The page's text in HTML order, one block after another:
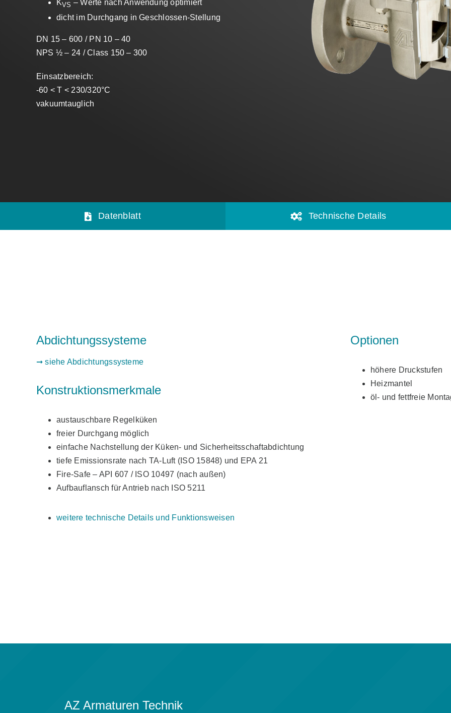
KVS – Werte nach Anwendung optimiert
dicht im Durchgang in Geschlossen-Stellung
DN 15 – 600 / PN 10 – 40
NPS ½ – 24 / Class 150 – 300
Einsatzbereich:
-60 < T < 230/320°C
vakuumtauglich
Datenblatt Technische Details
Abdichtungssysteme
➞ siehe Abdichtungssysteme
Konstruktionsmerkmale
austauschbare Regelküken
freier Durchgang möglich
einfache Nachstellung der Küken- und Sicherheitsschaftabdichtung
tiefe Emissionsrate nach TA-Luft (ISO 15848) und EPA 21
Fire-Safe – API 607 / ISO 10497 (nach außen)
Aufbauflansch für Antrieb nach ISO 5211
weitere technische Details und Funktionsweisen
Optionen
höhere Druckstufen
Heizmantel
öl- und fettfreie
AZ Armaturen Technik